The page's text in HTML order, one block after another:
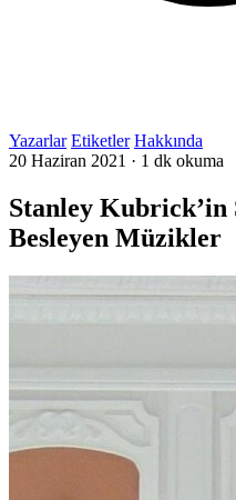
Yazarlar Etiketler Hakkında
20 Haziran 2021 · 1 dk okuma
Stanley Kubrick’in
Besleyen Müzikler